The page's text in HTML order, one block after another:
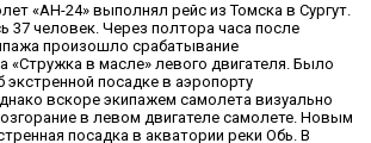
«АН-24» выполнял рейс из Томска в Сургут.
37 человек. Через полтора часа после
произошло срабатывание
«Стружка в масле» левого двигателя. Было
посадке в аэропорту
вскоре экипажем самолета визуально
в левом двигателе самолете. Новым
посадка в акватории реки Обь. В